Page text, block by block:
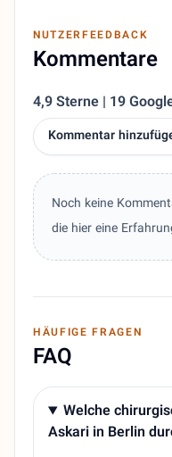
NUTZERFEEDBACK
Kommentare
4,9 Sterne | 19
Kommentar
Noch keine
die hier eine
HÄUFIGE FRAGEN
FAQ
Welche
Askari in Berlin